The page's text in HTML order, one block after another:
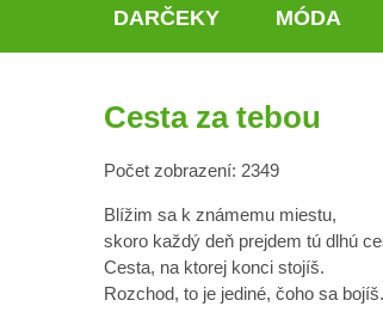
DARČEKY MÓDA
Cesta za tebou
Počet zobrazení: 2349
Blížim sa k známemu miestu,
skoro každý deň prejdem tú dlhú
Cesta, na ktorej konci stojíš.
Rozchod, to je jediné, čoho sa bojíš.